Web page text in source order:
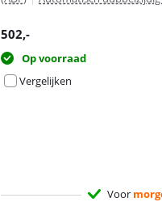
502,-
Op voorraad
Vergelijken
Voor